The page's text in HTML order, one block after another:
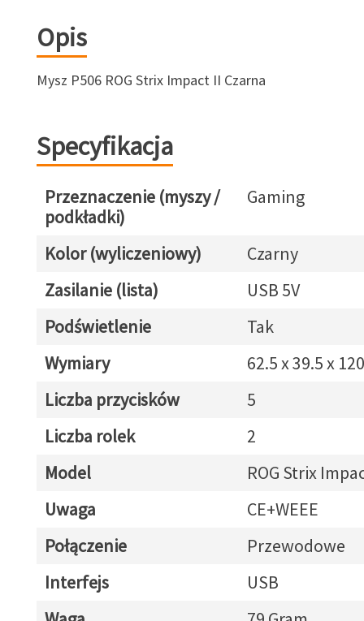
Opis
Mysz P506 ROG Strix Impact II Czarna
Specyfikacja
Przeznaczenie (myszy /
podkładki)
Gaming
Kolor (wyliczeniowy)
Czarny
Zasilanie (lista)
USB 5V
Podświetlenie
Tak
Wymiary
62.5 x 39.5 x
Liczba przycisków
5
Liczba rolek
2
Model
ROG Strix
Uwaga
CE+WEEE
Połączenie
Przewodowe
Interfejs
USB